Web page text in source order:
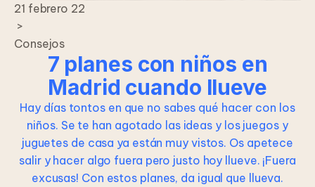
21 febrero 22
>
Consejos
7 planes con niños en
Madrid cuando llueve
Hay días tontos en que no sabes qué hacer con los
niños. Se te han agotado las ideas y los juegos y
juguetes de casa ya están muy vistos. Os apetece
salir y hacer algo fuera pero justo hoy llueve. ¡Fuera
excusas! Con estos planes, da igual que llueva.